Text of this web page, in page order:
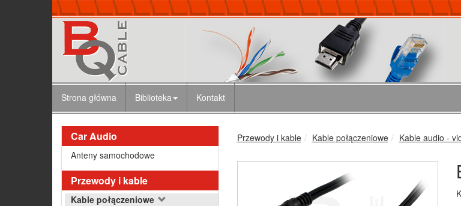
Strona główna Biblioteka Kontakt
Car Audio
Anteny samochodowe
Przewody i kable
Kable połączeniowe
Przewody i kable Kable połączeniowe Kable audio -